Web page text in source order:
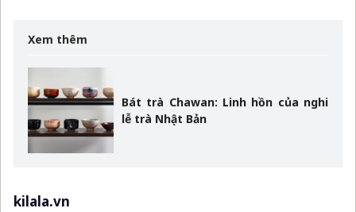
Xem thêm
Bát trà Chawan: Linh hồn của nghi
lễ trà Nhật Bản
kilala.vn